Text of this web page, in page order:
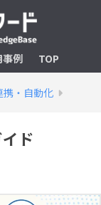
事例 TOP
携・自動化
ド